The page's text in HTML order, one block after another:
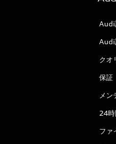
Audi
Audi
クオ
保証
メン
24時
ファ